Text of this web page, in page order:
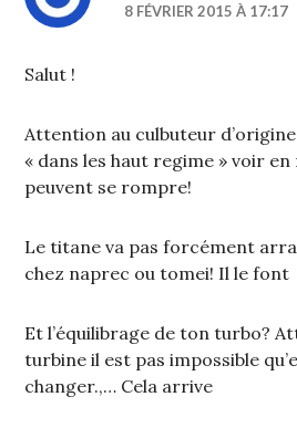
8 FÉVRIER 2015 À 17:17
Salut !
Attention au culbuteur
« dans les haut regime » voir
peuvent se rompre!
Le titane va pas forcément
chez naprec ou tomei! Il le font
Et l’équilibrage de ton turbo?
turbine il est pas impossible
changer.,… Cela arrive